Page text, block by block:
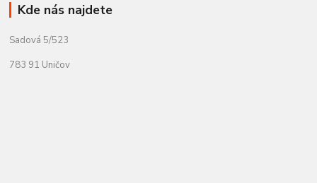
Kde nás najdete
Sadová 5/523
783 91 Uničov